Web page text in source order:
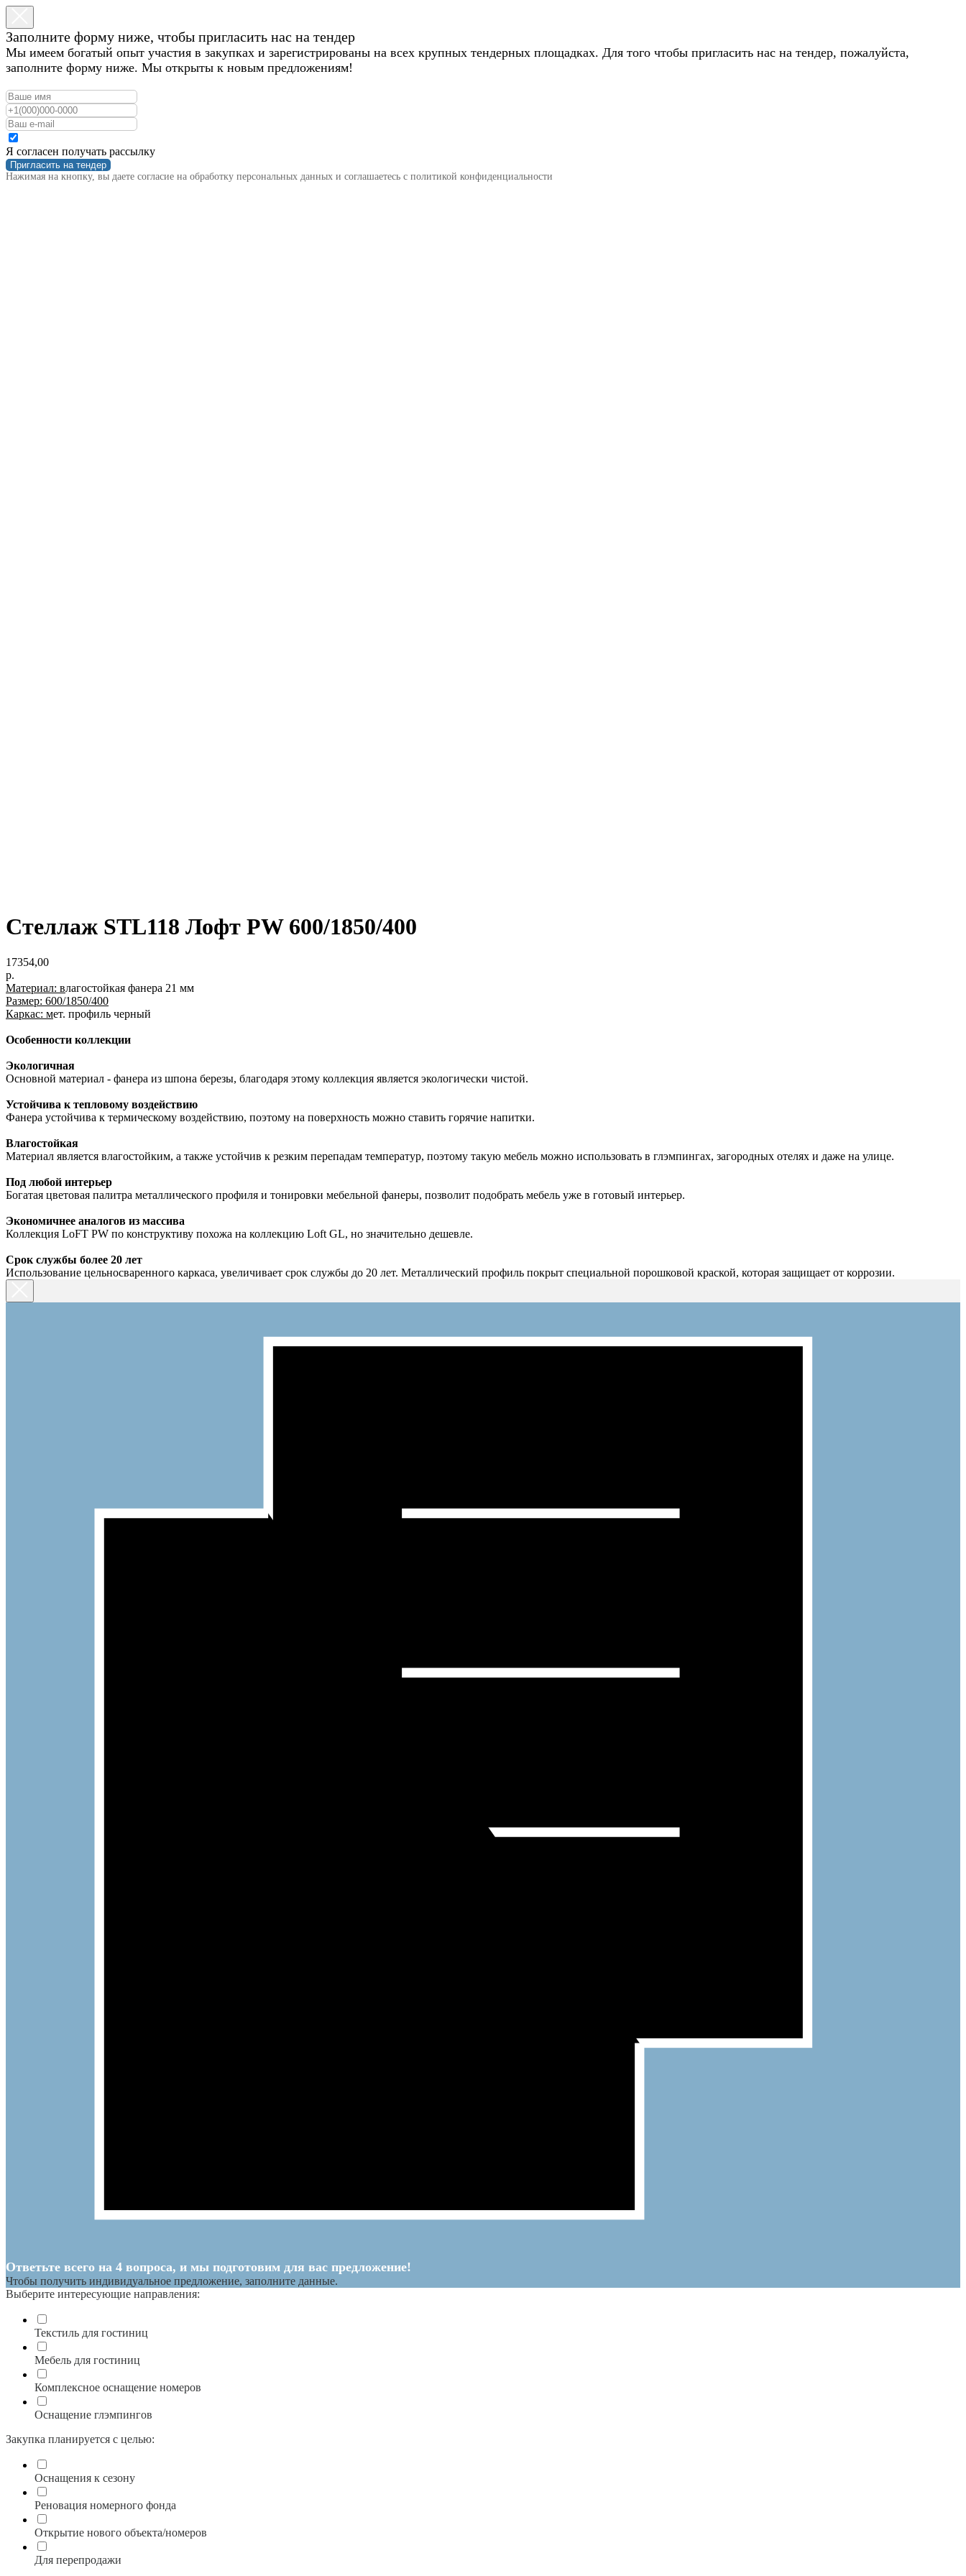
Заполните форму ниже, чтобы пригласить нас на тендер
Мы имеем богатый опыт участия в закупках и зарегистрированы на всех крупных тендерных площадках. Для того чтобы пригласить нас на тендер, пожалуйста,
заполните форму ниже. Мы открыты к новым предложениям!
Я согласен получать рассылку
Пригласить на тендер
Нажимая на кнопку, вы даете согласие на обработку персональных данных и соглашаетесь c политикой конфиденциальности
Стеллаж STL118 Лофт PW 600/1850/400
17354,00
р.
Материал: влагостойкая фанера 21 мм
Размер: 600/1850/400
Каркас: мет. профиль черный
Особенности коллекции
Экологичная
Основной материал - фанера из шпона березы, благодаря этому коллекция является экологически чистой.
Устойчива к тепловому воздействию
Фанера устойчива к термическому воздействию, поэтому на поверхность можно ставить горячие напитки.
Влагостойкая
Материал является влагостойким, а также устойчив к резким перепадам температур, поэтому такую мебель можно использовать в глэмпингах, загородных отелях и даже на улице.
Под любой интерьер
Богатая цветовая палитра металлического профиля и тонировки мебельной фанеры, позволит подобрать мебель уже в готовый интерьер.
Экономичнее аналогов из массива
Коллекция LoFT PW по конструктиву похожа на коллекцию Loft GL, но значительно дешевле.
Срок службы более 20 лет
Использование цельносваренного каркаса, увеличивает срок службы до 20 лет. Металлический профиль покрыт специальной порошковой краской, которая защищает от коррозии.
Ответьте всего на 4 вопроса, и мы подготовим для вас предложение!
Чтобы получить индивидуальное предложение, заполните данные.
Выберите интересующие направления:
Текстиль для гостиниц
Мебель для гостиниц
Комплексное оснащение номеров
Оснащение глэмпингов
Закупка планируется с целью:
Оснащения к сезону
Реновация номерного фонда
Открытие нового объекта/номеров
Для перепродажи